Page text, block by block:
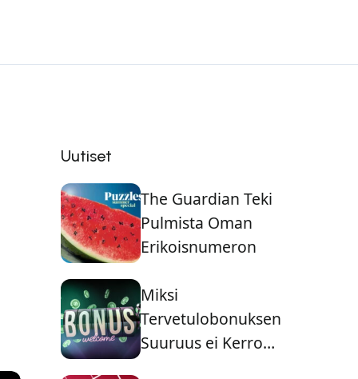
Uutiset
The Guardian Teki
Pulmista Oman
Erikoisnumeron
Miksi
Tervetulobonuksen
Suuruus ei Kerro